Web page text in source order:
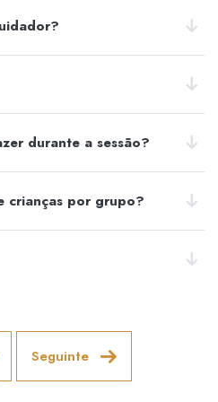
durante a sessão?
crianças por grupo?
Seguinte